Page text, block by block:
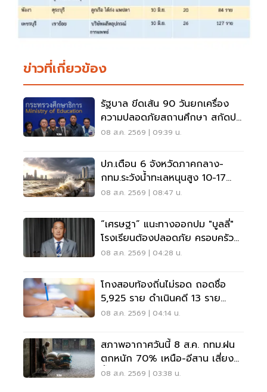
ข่าวที่เกี่ยวข้อง
รัฐบาล ขีดเส้น 90 วันยกเครื่อง
ความปลอดภัยสถานศึกษา สกัดปม
บูลลี่
08 ส.ค. 2569 | 09:39 น.
ปภ.เตือน 6 จังหวัดภาคกลาง-
กทม.ระวังน้ำทะเลหนุนสูง 10-17
ส.ค.69
08 ส.ค. 2569 | 08:47 น.
“เศรษฐา” แนะทางออกปม "บูลลี่"
โรงเรียนต้องปลอดภัย ครอบครัว
ต้องรับฟัง
08 ส.ค. 2569 | 04:28 น.
โกงสอบท้องถิ่นไม่รอด ถอดชื่อ
5,925 ราย ดำเนินคดี 13 ราย
ปปง.ไล่เส้นการเงิน
08 ส.ค. 2569 | 04:14 น.
สภาพอากาศวันนี้ 8 ส.ค. กทม.ฝน
ตกหนัก 70% เหนือ-อีสาน เสี่ยง
น้ำท่วมฉับพลัน
08 ส.ค. 2569 | 03:38 น.